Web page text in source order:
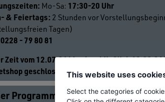
Mo-Sa: 17:30-20 Uhr
& Feiertags: 2 Stunden vor
Tagen)
- 79 80 81
Zeit vom 12.07.26 bis einschließlich
geschlossen.
Programmheft
This website uses
Select the categories of